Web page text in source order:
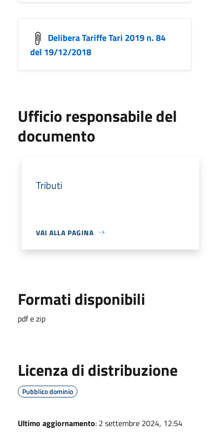
Delibera Tariffe Tari 2019 n. 84
del 19/12/2018
Ufficio responsabile del
documento
Tributi
VAI ALLA PAGINA
Formati disponibili
pdf e zip
Licenza di distribuzione
Pubblico dominio
Ultimo aggiornamento: 2 settembre 2024, 12:54